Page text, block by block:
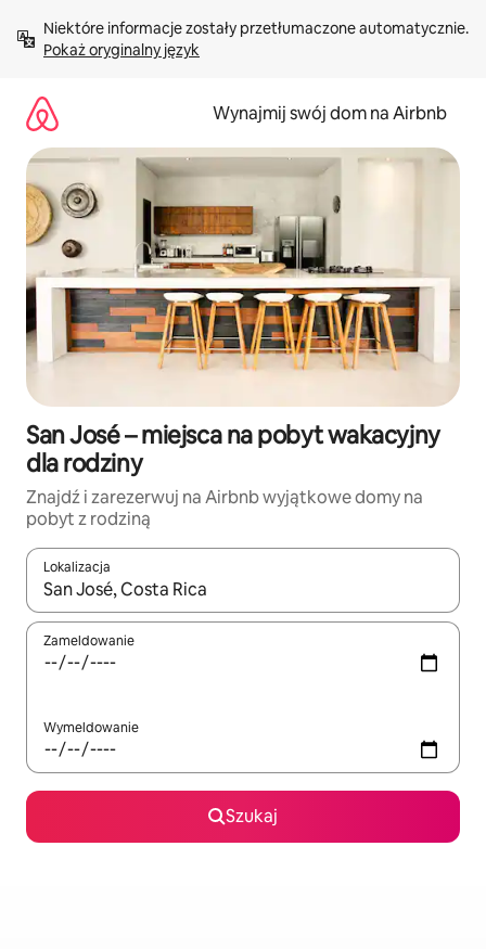
treści Pokaż oryginalny język
Wynajmij swój dom na Airbnb
San José – miejsca na pobyt wakacyjny
dla rodziny
Znajdź i zarezerwuj na Airbnb wyjątkowe domy na
pobyt z rodziną
Lokalizacja
Gdy wyniki będą dostępne, możesz poruszać się po nich za
Zameldowanie
Wymeldowanie
Szukaj